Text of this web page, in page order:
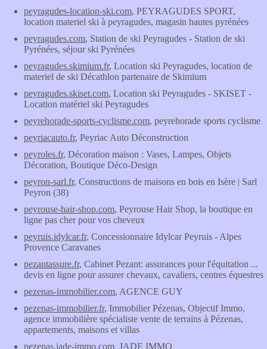
peyragudes-location-ski.com, PEYRAGUDES SPORT,
location materiel ski à peyragudes, magasin hautes pyrénées
peyragudes.com, Station de ski Peyragudes - Station de ski
Pyrénées, séjour ski Pyrénées
peyragudes.skimium.fr, Location ski Peyragudes, location de
materiel de ski Décathlon partenaire de Skimium
peyragudes.skiset.com, Location ski Peyragudes - SKISET -
Location matériel ski Peyragudes
peyrehorade-sports-cyclisme.com, peyrehorade sports cyclisme
peyriacauto.fr, Peyriac Auto Déconstruction
peyroles.fr, Décoration maison : Vases, Lampes, Objets
Décoration, Boutique Déco-Design
peyron-sarl.fr, Constructions de maisons en bois en Isère | Sarl
Peyron (38)
peyrouse-hair-shop.com, Peyrouse Hair Shop, la boutique en
ligne pas cher pour vos cheveux
peyruis.idylcar.fr, Concessionnaire Idylcar Peyruis - Alpes
Provence Caravanes
pezantassure.fr, Cabinet Pezant: assurances pour l'équitation ...
devis en ligne pour assurer chevaux, cavaliers, centres équestres
pezenas-immobilier.com, AGENCE GUY
pezenas-immobilier.fr, Immobilier Pézenas, Objectif Immo,
agence immobilière spécialiste vente de terrains à Pézenas,
appartements, maisons et villas
pezenas.jade-immo.com, JADE IMMO